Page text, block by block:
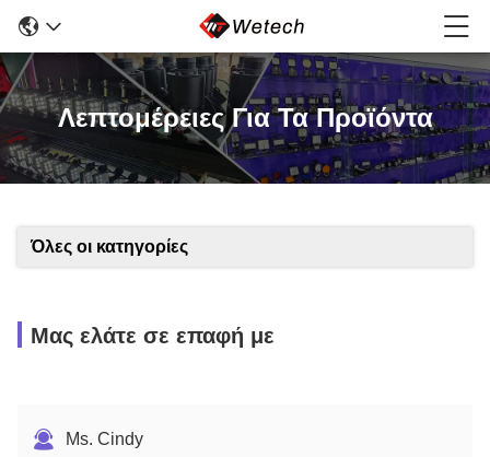
Λεπτομέρειες Για Τα Προϊόντα
Όλες οι κατηγορίες
Μας ελάτε σε επαφή με
Ms. Cindy